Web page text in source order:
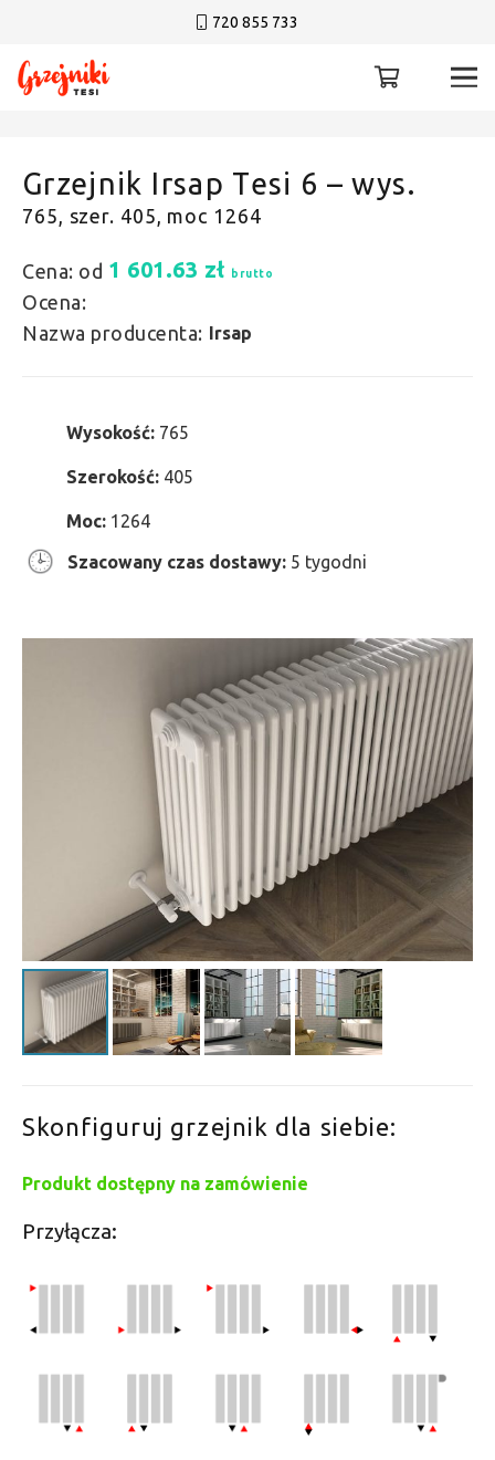
720 855 733
Grzejnik Irsap Tesi 6 – wys.
765, szer. 405, moc 1264
Cena: od 1 601.63 zł brutto
Ocena:
Nazwa producenta: Irsap
Wysokość: 765
Szerokość: 405
Moc: 1264
Szacowany czas dostawy: 5 tygodni
Skonfiguruj grzejnik dla siebie:
Produkt dostępny na zamówienie
Przyłącza: